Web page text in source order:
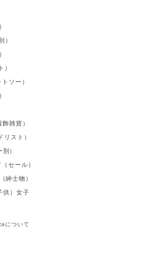
）
ソー）
雑貨）
スト）
別)
セール）
紳士物）
）女子
について